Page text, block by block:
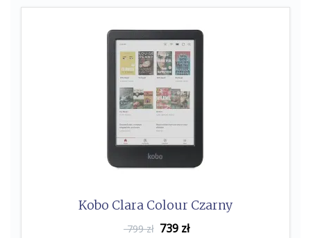
Kobo Clara Colour Czarny
799 zł 739 zł